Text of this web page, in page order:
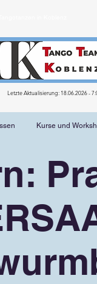
Letzte Aktualisierung: 18.06.2026 -
Kurse und